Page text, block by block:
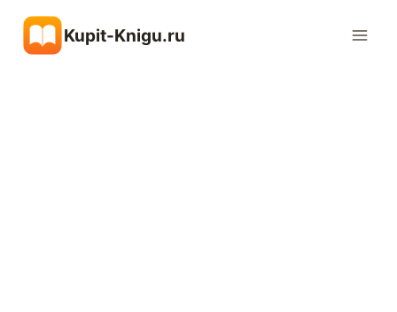
содержимому
Kupit-Knigu.ru